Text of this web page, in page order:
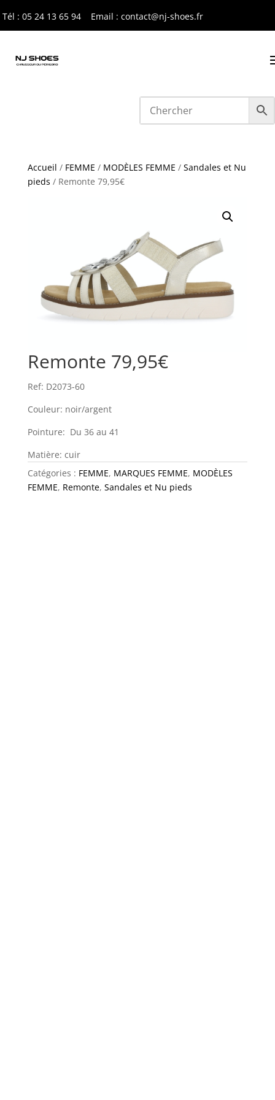
Tél : 05 24 13 65 94 Email : contact@nj-shoes.fr
Accueil / FEMME / MODÈLES FEMME / Sandales et Nu
pieds / Remonte 79,95€
Remonte 79,95€
Ref: D2073-60
Couleur: noir/argent
Pointure: Du 36 au 41
Matière: cuir
Catégories : FEMME, MARQUES FEMME, MODÈLES
FEMME, Remonte, Sandales et Nu pieds